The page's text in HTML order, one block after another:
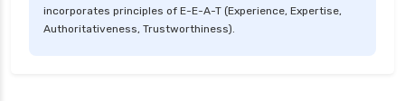
personal loan in andhra pradesh
incorporates principles of E-E-A-T (Experience, Expertise,
Authoritativeness, Trustworthiness).